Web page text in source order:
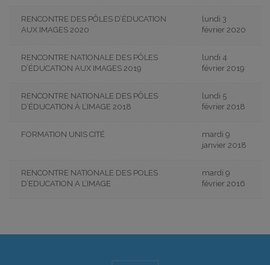
RENCONTRE DES PÔLES D’ÉDUCATION
AUX IMAGES 2020
lundi 3
février 2020
RENCONTRE NATIONALE DES PÔLES
D’ÉDUCATION AUX IMAGES 2019
lundi 4
février 2019
RENCONTRE NATIONALE DES PÔLES
D’ÉDUCATION À L’IMAGE 2018
lundi 5
février 2018
FORMATION UNIS CITÉ
mardi 9
janvier 2018
RENCONTRE NATIONALE DES POLES
D’EDUCATION A L’IMAGE
mardi 9
février 2016